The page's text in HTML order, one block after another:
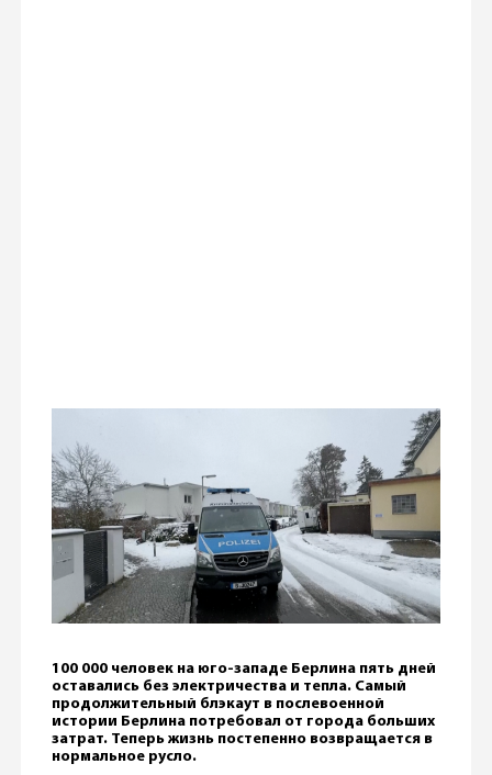
100 000 человек на юго-западе Берлина пять дней
оставались без электричества и тепла. Самый
продолжительный блэкаут в послевоенной
истории Берлина потребовал от города больших
затрат. Теперь жизнь постепенно возвращается в
нормальное русло.